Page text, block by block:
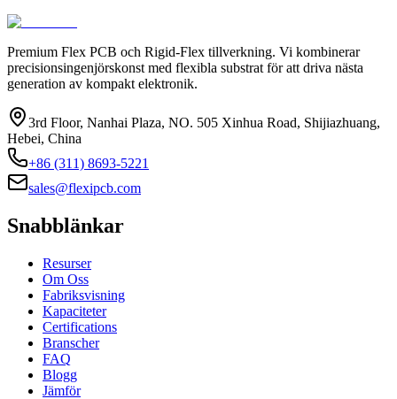
Premium Flex PCB och Rigid-Flex tillverkning. Vi kombinerar
precisionsingenjörskonst med flexibla substrat för att driva nästa
generation av kompakt elektronik.
3rd Floor, Nanhai Plaza, NO. 505 Xinhua Road, Shijiazhuang,
Hebei, China
+86 (311) 8693-5221
sales@flexipcb.com
Snabblänkar
Resurser
Om Oss
Fabriksvisning
Kapaciteter
Certifications
Branscher
FAQ
Blogg
Jämför